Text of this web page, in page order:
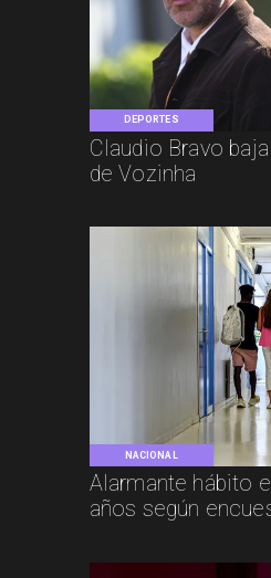
DEPORTES
Claudio Bravo
de Vozinha
NACIONAL
Alarmante hábito
años según